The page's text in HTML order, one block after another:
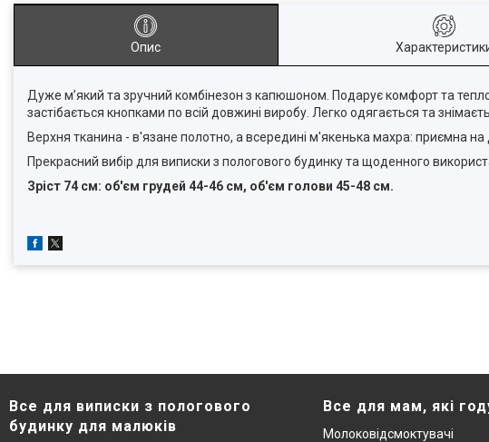
Опис
Дуже м’який та зручний комбінезон з капюшоном. Подарує комфорт та
застібається кнопками по всій довжині виробу. Легко одягається та
Верхня тканина - в'язане полотно, а всередині м'якенька махра: приємна
Прекрасний вибір для виписки з пологового будинку та щоденного
Зріст 74 см: об'єм грудей 44-46 см, об'єм голови 45-48 см.
Все для виписки з пологового
будинку для малюків
Все для мам, які
Молоковідсмоктувачі